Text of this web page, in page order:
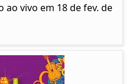
ao vivo em 18 de fev. de